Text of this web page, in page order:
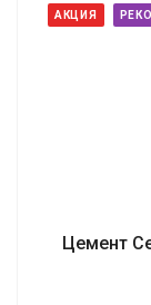
АКЦИЯ
Цемент